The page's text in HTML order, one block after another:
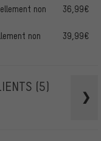
non
36,99€
non
39,99€
(5)